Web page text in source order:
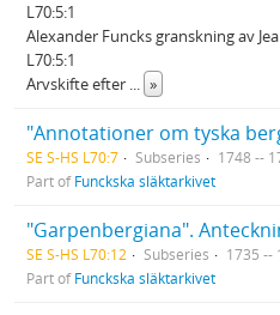
L70:5:1
Alexander Funcks granskning av
L70:5:1
Arvskifte efter ... »
"Annotationer om tyska
SE S-HS L70:7 Subseries
1748 --
Part ofFunckska släktarkivet
SE S-HS L70:12 Subseries
1735 --
Part ofFunckska släktarkivet